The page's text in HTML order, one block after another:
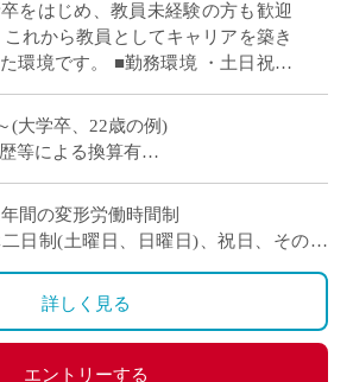
をはじめ、教員未経験の方も歓迎
これから教員としてキャリアを築き
環境です。 ■勤務環境 ・土日祝休
体制 ■教育の特徴 ・ […]
(大学卒、22歳の例)
等による換算有
済、雇用保険、労災保険
間の変形労働時間制
日制(土曜日、日曜日)、祝日、その他
詳しく見る
エントリーする